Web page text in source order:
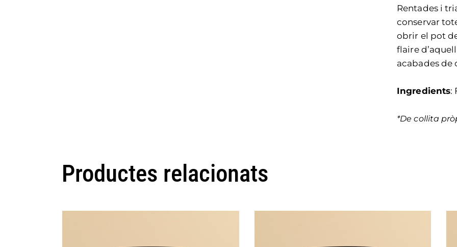
Rentades i
conservar
obrir el pot
flaire
acabades de
Ingredients:
*De collita
Productes relacionats